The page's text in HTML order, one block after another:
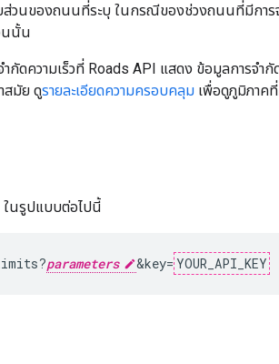
ส่วนของถนนที่ระบุ ในกรณีของช่วงถนนที่มีการ
นนั้น
กัดความเร็วที่ Roads API แสดง ข้อมูลการจำกั
สมัย ดูรายละเอียดความครอบคลุม เพื่อดูภูมิภาค
ในรูปแบบต่อไปนี้
parameters &key= YOUR_API_KEY